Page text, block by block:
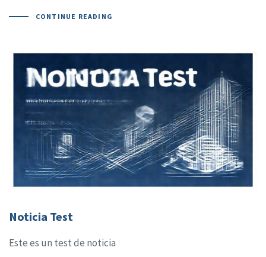
CONTINUE READING
Noticia Test
Este es un test de noticia